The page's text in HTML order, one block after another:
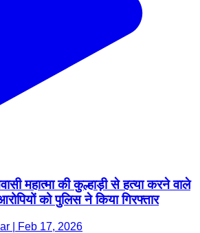
महात्मा की कुल्हाड़ी से हत्या करने वाले
को पुलिस ने किया गिरफ्तार
| Feb 17, 2026